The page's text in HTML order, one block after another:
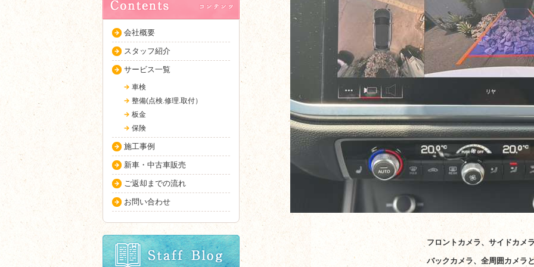
フロントカメラ、サイドカメ
バックカメラ、全周囲カメラ
会社概要
スタッフ紹介
サービス一覧
車検
整備(点検.修理.取付）
板金
保険
施工事例
新車・中古車販売
ご返却までの流れ
お問い合わせ